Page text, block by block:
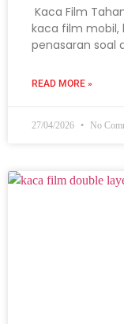
Kaca Film
kaca film mobil,
penasaran soal
READ MORE »
27/04/2026 No